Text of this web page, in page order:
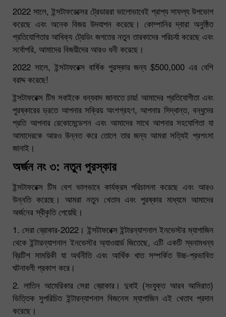
2022 সালে, ইন্সটাফরেক্সের ট্রেডাররা ভালোভাবেই প্রাপ্য সাফল্য উপভোগ
করেছে এবং অনেক বিজয় উদযাপন করেছে। কোম্পানির দ্বারা অনুষ্ঠিত
প্রতিযোগিতার আধিক্য ট্রেডিং জগতের নতুন তারকাদের পরিচর্যা করেছে এবং
সর্বোপরি, আমাদের বিজয়ীদের আরও ধনী করেছে।
2022 সালে, ইন্সটাফরেক্স বার্ষিক পুরস্কার জন্য $500,000 এর বেশি
বরাদ্দ করেছে!
ইন্সটাফরেক্স টিম সবাইকে ধন্যবাদ জানাতে চায়! আমাদের প্রতিযোগীতা এবং
পুরষ্কারের ড্রতে আপনার সক্রিয় অংশগ্রহণ, আপনার সিদ্ধান্ত, বন্ধুদের
প্রতি আপনার রেকোমেন্ডেশন এবং আমাদের সাথে আপনার সহযোগিতা যা
আমাদেরকে আরও উন্নত করে তোলে তার জন্য আমরা সত্যিই প্রশংসা
জানাই।
অর্জন নং ৩: নতুন পুরস্কার
ইন্সটাফরেক্স টিম বেশ ভালভাবে কার্যক্রম পরিচালনা করেছে এবং আরও
উন্নতি করেছে। আমরা নতুন খেতাব এবং পুরষ্কার মাধ্যমে আমাদের
অর্জনের স্বীকৃতি পেয়েছি।
1. সেরা ব্রোকার-2022। ইন্সটাফরেক্স ইন্টারন্যাশনাল ইনভেস্টর ম্যাগাজিন
থেকে ইন্টারন্যাশনাল ইনভেস্টর অ্যাওয়ার্ড জিতেছে, এটি একটি স্বনামধন্য
ব্রিটিশ সাময়িকী যা অর্থনীতি এবং আর্থিক খাত সম্পর্কিত উচ্চ-প্রভাবিত
ঘটনাবলী প্রকাশ করে।
2. লাতিন আমেরিকার সেরা ব্রোকার। দুবাই (সংযুক্ত আরব আমিরাত)
ভিত্তিক সুপরিচিত ইন্টারন্যাশনাল বিজনেস ম্যাগাজিন এই খেতাব প্রদান
করেছে।